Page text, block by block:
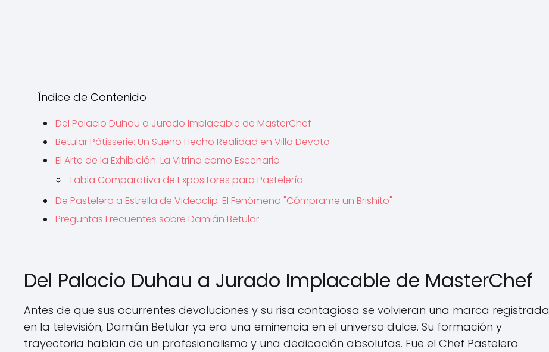
Índice de Contenido
Del Palacio Duhau a Jurado Implacable de MasterChef
Betular Pâtisserie: Un Sueño Hecho Realidad en Villa Devoto
El Arte de la Exhibición: La Vitrina como Escenario
Tabla Comparativa de Expositores para Pastelería
De Pastelero a Estrella de Videoclip: El Fenómeno "Cómprame un Brishito"
Preguntas Frecuentes sobre Damián Betular
Del Palacio Duhau a Jurado Implacable de MasterChef
Antes de que sus ocurrentes devoluciones y su risa contagiosa se volvieran una marca registrada
en la televisión, Damián Betular ya era una eminencia en el universo dulce. Su formación y
trayectoria hablan de un profesionalismo y una dedicación absolutas. Fue el Chef Pastelero